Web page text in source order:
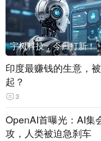
宇树科技，今日打新！
印度最赚钱的生意，
起？
3
OpenAI首曝光：AI集
攻，人类被迫急刹车